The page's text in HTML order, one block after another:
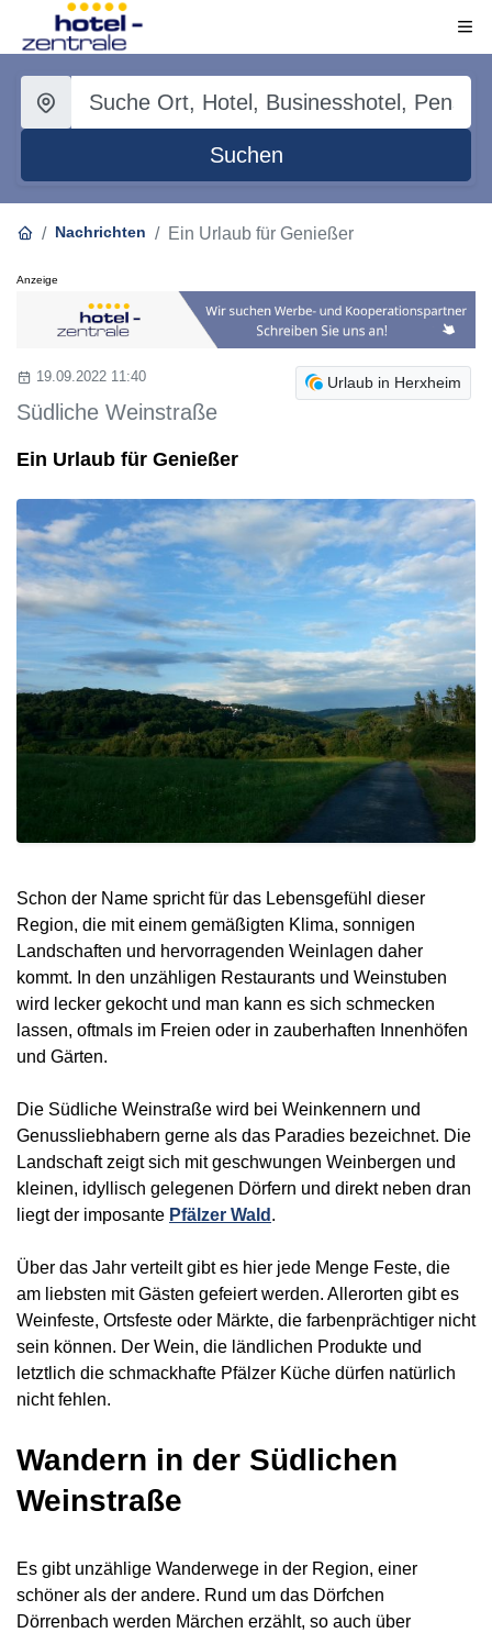
Suchen
Nachrichten Ein Urlaub für Genießer
Anzeige
Urlaub in Herxheim
19.09.2022 11:40
Südliche Weinstraße
Ein Urlaub für Genießer
Schon der Name spricht für das Lebensgefühl dieser
Region, die mit einem gemäßigten Klima, sonnigen
Landschaften und hervorragenden Weinlagen daher
kommt. In den unzähligen Restaurants und Weinstuben
wird lecker gekocht und man kann es sich schmecken
lassen, oftmals im Freien oder in zauberhaften Innenhöfen
und Gärten.
Die Südliche Weinstraße wird bei Weinkennern und
Genussliebhabern gerne als das Paradies bezeichnet. Die
Landschaft zeigt sich mit geschwungen Weinbergen und
kleinen, idyllisch gelegenen Dörfern und direkt neben dran
liegt der imposante Pfälzer Wald .
Über das Jahr verteilt gibt es hier jede Menge Feste, die
am liebsten mit Gästen gefeiert werden. Allerorten gibt es
Weinfeste, Ortsfeste oder Märkte, die farbenprächtiger nicht
sein können. Der Wein, die ländlichen Produkte und
letztlich die schmackhafte Pfälzer Küche dürfen natürlich
nicht fehlen.
Wandern in der Südlichen
Weinstraße
Es gibt unzählige Wanderwege in der Region, einer
schöner als der andere. Rund um das Dörfchen
Dörrenbach werden Märchen erzählt, so auch über